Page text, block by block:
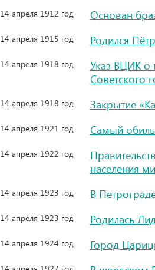
14 апреля 1912 год Основан
14 апреля 1915 год Родился
14 апреля 1918 год
Указ ВЦИК о
Советского
14 апреля 1918 год Закрытие
14 апреля 1921 год Самый
14 апреля 1922 год
населения
14 апреля 1923 год В
14 апреля 1923 год Родилась
14 апреля 1924 год Город